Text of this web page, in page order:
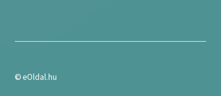
©eOldal.hu